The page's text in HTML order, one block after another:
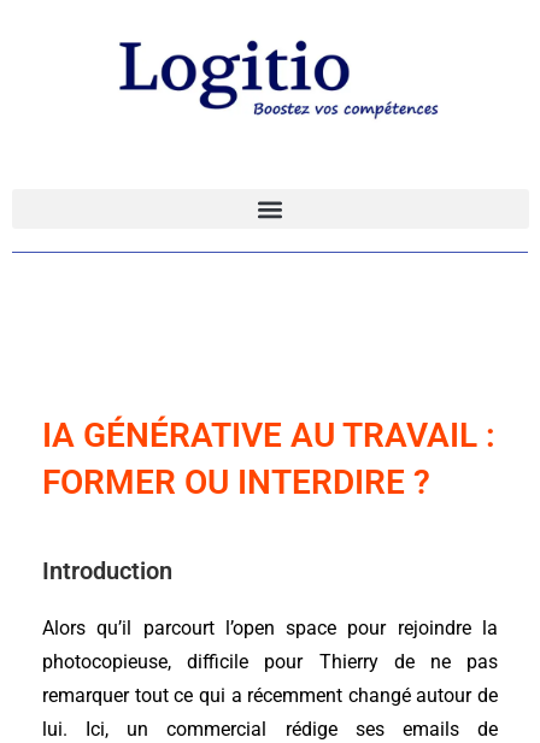
IA GÉNÉRATIVE AU TRAVAIL :
FORMER OU INTERDIRE ?
Introduction
Alors qu’il parcourt l’open space pour rejoindre la
photocopieuse, difficile pour Thierry de ne pas
remarquer tout ce qui a récemment changé autour de
lui. Ici, un commercial rédige ses emails de